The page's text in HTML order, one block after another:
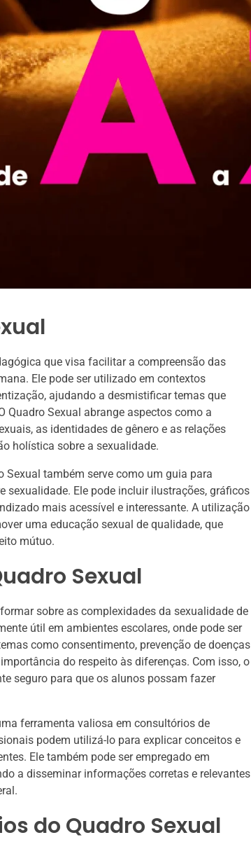
que visa facilitar a compreensão das
Ele pode ser utilizado em contextos
ajudando a desmistificar temas que
Quadro Sexual abrange aspectos como a
as identidades de gênero e as relações
holística sobre a sexualidade.
Sexual também serve como um guia para
sexualidade. Ele pode incluir ilustrações, gráficos
mais acessível e interessante. A utilização
uma educação sexual de qualidade, que
mútuo.
Sexual
sobre as complexidades da sexualidade de
útil em ambientes escolares, onde pode ser
como consentimento, prevenção de doenças
do respeito às diferenças. Com isso, o
seguro para que os alunos possam fazer
ferramenta valiosa em consultórios de
podem utilizá-lo para explicar conceitos e
Ele também pode ser empregado em
a disseminar informações corretas e relevantes
do Quadro Sexual